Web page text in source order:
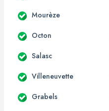
Mourèze
Octon
Salasc
Villeneuvette
Grabels